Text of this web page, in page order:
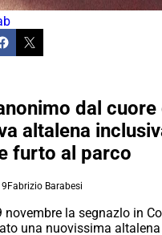
dal cuore
altalena
furto al parco
Fabrizio Barabesi
novembre la segnazlo in
una nuovissima